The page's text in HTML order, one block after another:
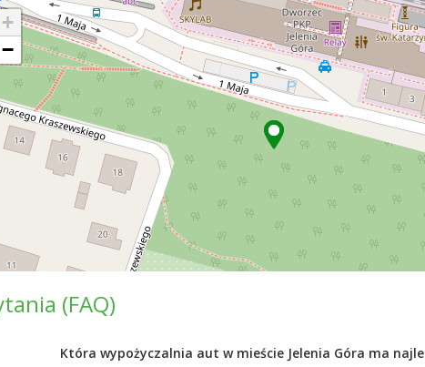
+
−
(FAQ)
Która wypożyczalnia aut w mieście Jelenia Góra ma